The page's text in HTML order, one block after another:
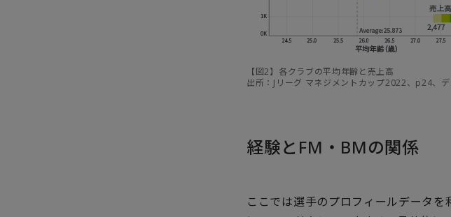
【図2】各クラブの平均年齢と売上高
出所：Jリーグ マネジメントカップ2022、p24、
経験とFM・BMの関係
ここでは選手のプロフィールデータ